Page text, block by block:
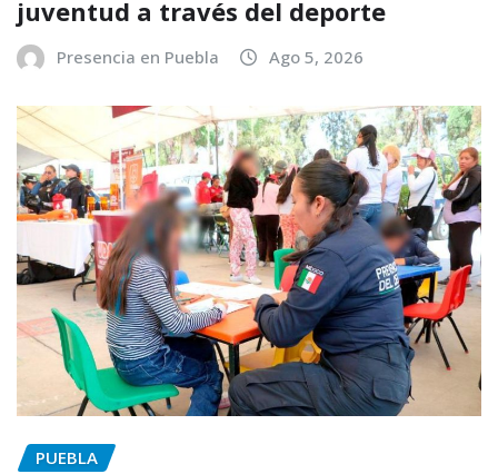
juventud a través del deporte
Presencia en Puebla Ago 5, 2026
PUEBLA